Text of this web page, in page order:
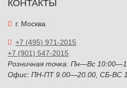
КОНТАКТЫ
г. Москва
+7 (495) 971-2015
+7 (901) 547-2015
Розничная точка: Пн—Вс
Офис: ПН-ПТ 9.00—20.00, СБ-ВС